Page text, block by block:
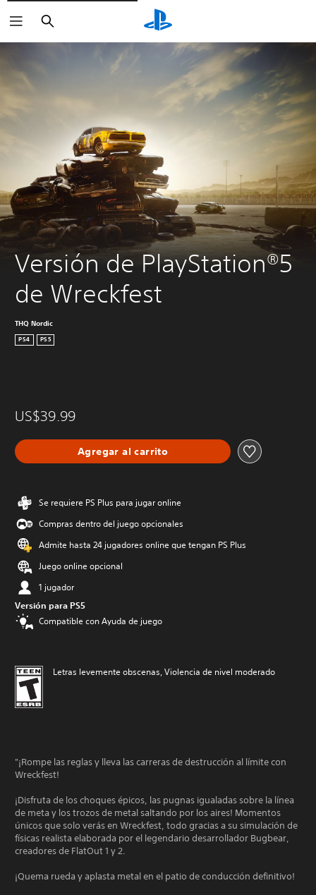
Buscar
Versión de PlayStation®5
de Wreckfest
THQ Nordic
PS4 PS5
US$39.99
Agregar al carrito
Se requiere PS Plus para jugar online
Compras dentro del juego opcionales
Admite hasta 24 jugadores online que tengan PS Plus
Juego online opcional
1 jugador
Versión para PS5
Compatible con Ayuda de juego
Letras levemente obscenas, Violencia de nivel moderado
"¡Rompe las reglas y lleva las carreras de destrucción al límite con
Wreckfest!
¡Disfruta de los choques épicos, las pugnas igualadas sobre la línea
de meta y los trozos de metal saltando por los aires! Momentos
únicos que solo verás en Wreckfest, todo gracias a su simulación de
físicas realista elaborada por el legendario desarrollador Bugbear,
creadores de FlatOut 1 y 2.
¡Quema rueda y aplasta metal en el patio de conducción definitivo!